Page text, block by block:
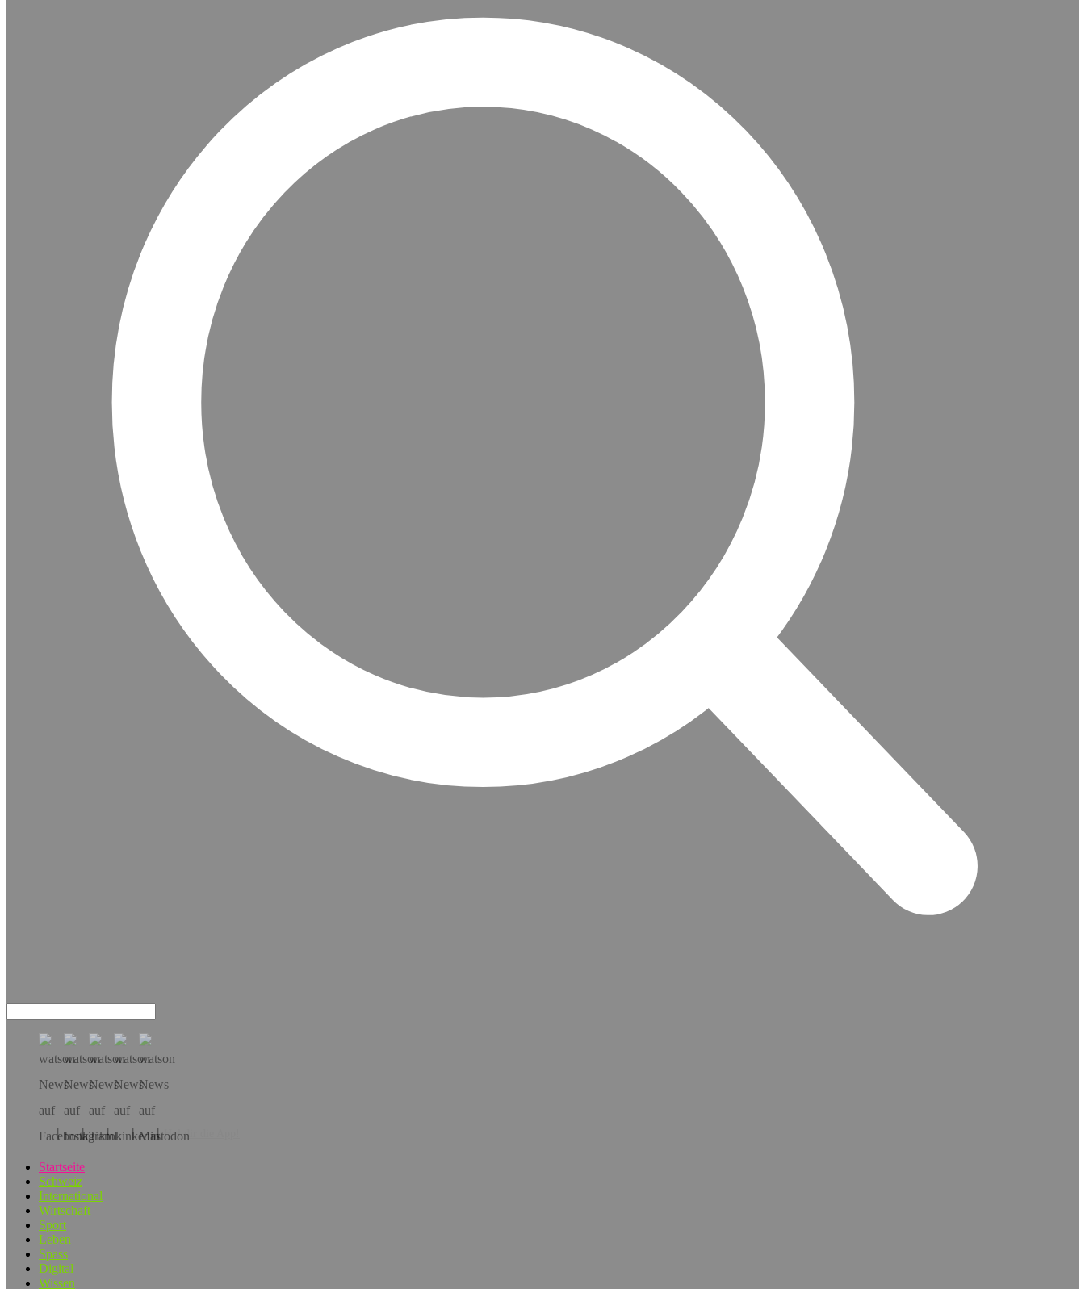
Hol dir die App!
Startseite
Schweiz
International
Wirtschaft
Sport
Leben
Spass
Digital
Wissen